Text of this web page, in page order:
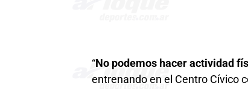
“No podemos hacer actividad
entrenando en el Centro Cívico